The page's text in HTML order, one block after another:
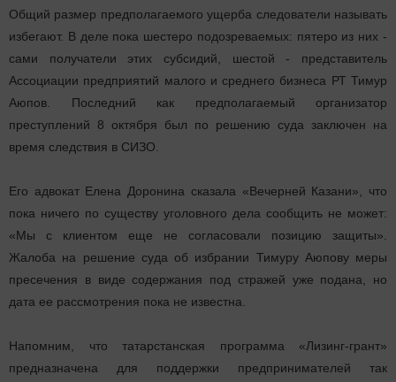
Общий размер предполагаемого ущерба следователи называть
избегают. В деле пока шестеро подозреваемых: пятеро из них -
сами получатели этих субсидий, шестой - представитель
Ассоциации предприятий малого и среднего бизнеса РТ Тимур
Аюпов. Последний как предполагаемый организатор
преступлений 8 октября был по решению суда заключен на
время следствия в СИЗО.
Его адвокат Елена Доронина сказала «Вечерней Казани», что
пока ничего по существу уголовного дела сообщить не может:
«Мы с клиентом еще не согласовали позицию защиты».
Жалоба на решение суда об избрании Тимуру Аюпову меры
пресечения в виде содержания под стражей уже подана, но
дата ее рассмотрения пока не известна.
Напомним, что татарстанская программа «Лизинг-грант»
предназначена для поддержки предпринимателей так